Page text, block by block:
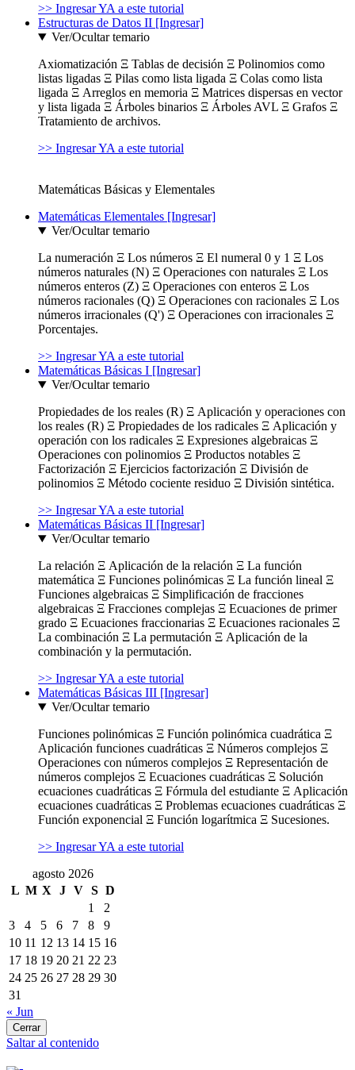
>> Ingresar YA a este tutorial
Estructuras de Datos II [Ingresar]
Ver/Ocultar temario
Axiomatización Ξ Tablas de decisión Ξ Polinomios como
listas ligadas Ξ Pilas como lista ligada Ξ Colas como lista
ligada Ξ Arreglos en memoria Ξ Matrices dispersas en vector
y lista ligada Ξ Árboles binarios Ξ Árboles AVL Ξ Grafos Ξ
Tratamiento de archivos.
>> Ingresar YA a este tutorial
Matemáticas Básicas y Elementales
Matemáticas Elementales [Ingresar]
Ver/Ocultar temario
La numeración Ξ Los números Ξ El numeral 0 y 1 Ξ Los
números naturales (N) Ξ Operaciones con naturales Ξ Los
números enteros (Z) Ξ Operaciones con enteros Ξ Los
números racionales (Q) Ξ Operaciones con racionales Ξ Los
números irracionales (Q') Ξ Operaciones con irracionales Ξ
Porcentajes.
>> Ingresar YA a este tutorial
Matemáticas Básicas I [Ingresar]
Ver/Ocultar temario
Propiedades de los reales (R) Ξ Aplicación y operaciones con
los reales (R) Ξ Propiedades de los radicales Ξ Aplicación y
operación con los radicales Ξ Expresiones algebraicas Ξ
Operaciones con polinomios Ξ Productos notables Ξ
Factorización Ξ Ejercicios factorización Ξ División de
polinomios Ξ Método cociente residuo Ξ División sintética.
>> Ingresar YA a este tutorial
Matemáticas Básicas II [Ingresar]
Ver/Ocultar temario
La relación Ξ Aplicación de la relación Ξ La función
matemática Ξ Funciones polinómicas Ξ La función lineal Ξ
Funciones algebraicas Ξ Simplificación de fracciones
algebraicas Ξ Fracciones complejas Ξ Ecuaciones de primer
grado Ξ Ecuaciones fraccionarias Ξ Ecuaciones racionales Ξ
La combinación Ξ La permutación Ξ Aplicación de la
combinación y la permutación.
>> Ingresar YA a este tutorial
Matemáticas Básicas III [Ingresar]
Ver/Ocultar temario
Funciones polinómicas Ξ Función polinómica cuadrática Ξ
Aplicación funciones cuadráticas Ξ Números complejos Ξ
Operaciones con números complejos Ξ Representación de
números complejos Ξ Ecuaciones cuadráticas Ξ Solución
ecuaciones cuadráticas Ξ Fórmula del estudiante Ξ Aplicación
ecuaciones cuadráticas Ξ Problemas ecuaciones cuadráticas Ξ
Función exponencial Ξ Función logarítmica Ξ Sucesiones.
>> Ingresar YA a este tutorial
agosto 2026
L M X J V S D
1
2
3
4 5 6 7 8
9
10 11 12 13 14 15 16
17 18 19 20 21 22 23
24 25 26 27 28 29 30
31
« Jun
Cerrar
Saltar al contenido